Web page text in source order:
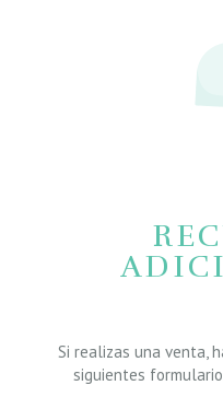
Si realizas una venta,
siguientes